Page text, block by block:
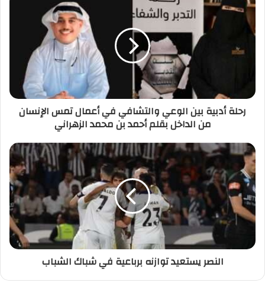
رحلة أدبية بين الوعي والتشافي في أعمال تمس الإنسان
من الداخل بقلم أحمد بن محمد الزهراني
النصر يستعيد توازنه برباعية في شباك الشباب